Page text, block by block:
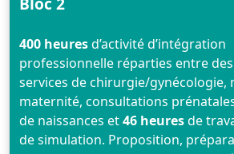
400 heuresd’activité d’intégration
professionnelle réparties entre
services de chirurgie/gynécologie,
maternité, consultations
de naissances et46 heuresde
de simulation. Proposition,